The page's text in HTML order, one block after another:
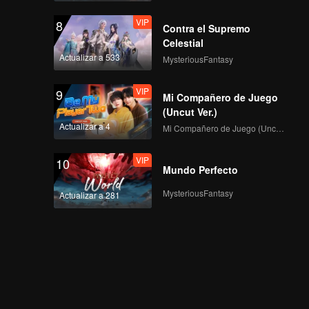
8
Actualizar a 533
VIP
Contra el Supremo
Celestial
MysteriousFantasy
9
Actualizar a 4
VIP
Mi Compañero de Juego
(Uncut Ver.)
Mi Compañero de Juego (Uncut Ver.)
10
Actualizar a 281
VIP
Mundo Perfecto
MysteriousFantasy